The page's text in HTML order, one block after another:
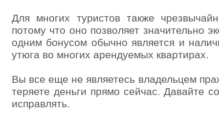
Для многих туристов также
потому что оно позволяет значительно
одним бонусом обычно является и
утюга во многих арендуемых квартирах.
Вы все еще не являетесь владельцем
теряете деньги прямо сейчас. Давайте
исправлять.